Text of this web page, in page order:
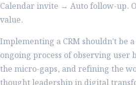
Calendar invite → Auto follow-up.
value.
Implementing a CRM shouldn't be
ongoing process of observing
the micro-gaps, and refining the